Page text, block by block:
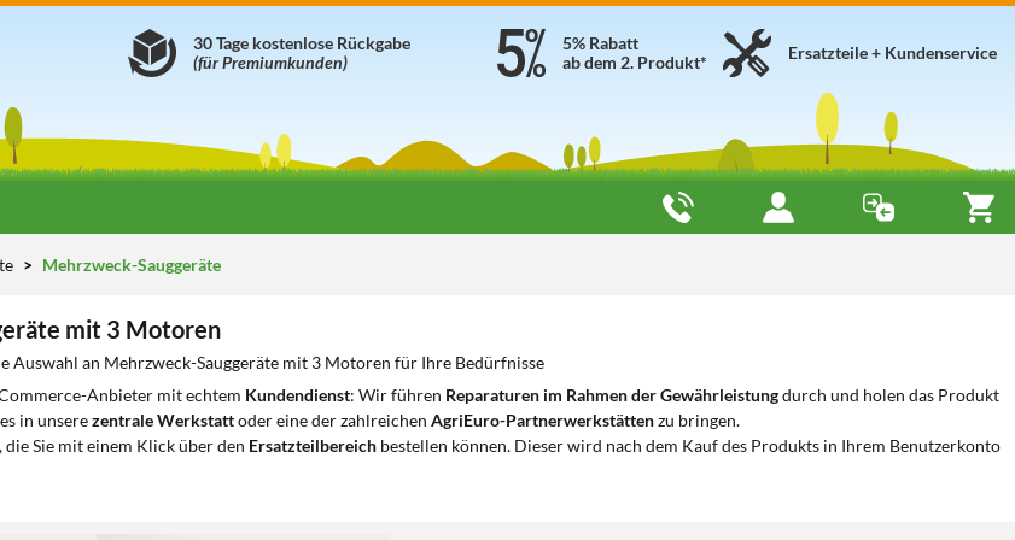
Ersatzteile + Kundenservice
5% Rabatt
ab dem 2. Produkt*
30 Tage kostenlose Rückgabe
(für Premiumkunden)
Mehrzweck-Sauggeräte
mit 3 Motoren
Auswahl an Mehrzweck-Sauggeräte mit 3 Motoren für Ihre Bedürfnisse
Anbieter mit echtem Kundendienst: Wir führen Reparaturen im Rahmen der Gewährleistungdurch und holen das Produkt
in unserezentrale Werkstattoder eine der zahlreichen AgriEuro-Partnerwerkstättenzu bringen.
, die Sie mit einem Klick über den Ersatzteilbereich bestellen können. Dieser wird nach dem Kauf des Produkts in Ihrem Benutzerkonto